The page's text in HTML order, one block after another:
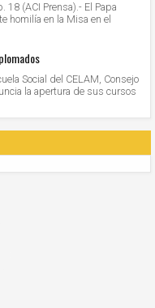
18 (ACI Prensa).- El Papa
homilía en la Misa en el
Social del CELAM, Consejo
la apertura de sus cursos